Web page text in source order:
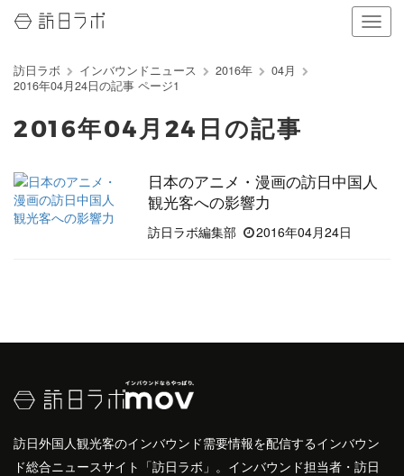
ナ
ビ
示
訪日ラボ インバウンドニュース 2016年
04月
2016年04月24日の記事 ページ1
2016年04月24日の記事
日本のアニメ・漫画の訪日中国人
観光客への影響力
訪日ラボ編集部
2016年04月24日
訪日外国人観光客のインバウンド需要情報を配信するインバウン
ド総合ニュースサイト「訪日ラボ」。インバウンド担当者・訪日